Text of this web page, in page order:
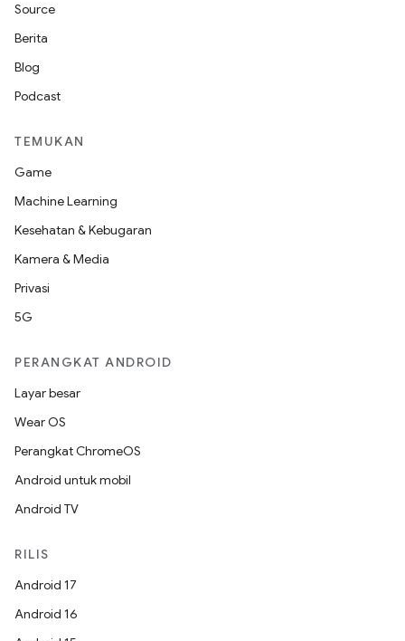
Source
Berita
Blog
Podcast
TEMUKAN
Game
Machine Learning
Kesehatan & Kebugaran
Kamera & Media
Privasi
5G
PERANGKAT ANDROID
Layar besar
Wear OS
Perangkat ChromeOS
Android untuk mobil
Android TV
RILIS
Android 17
Android 16